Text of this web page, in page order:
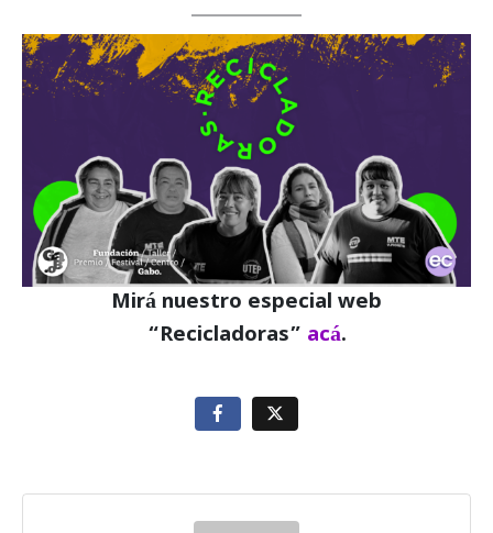
Mirá nuestro especial web
“Recicladoras” acá.